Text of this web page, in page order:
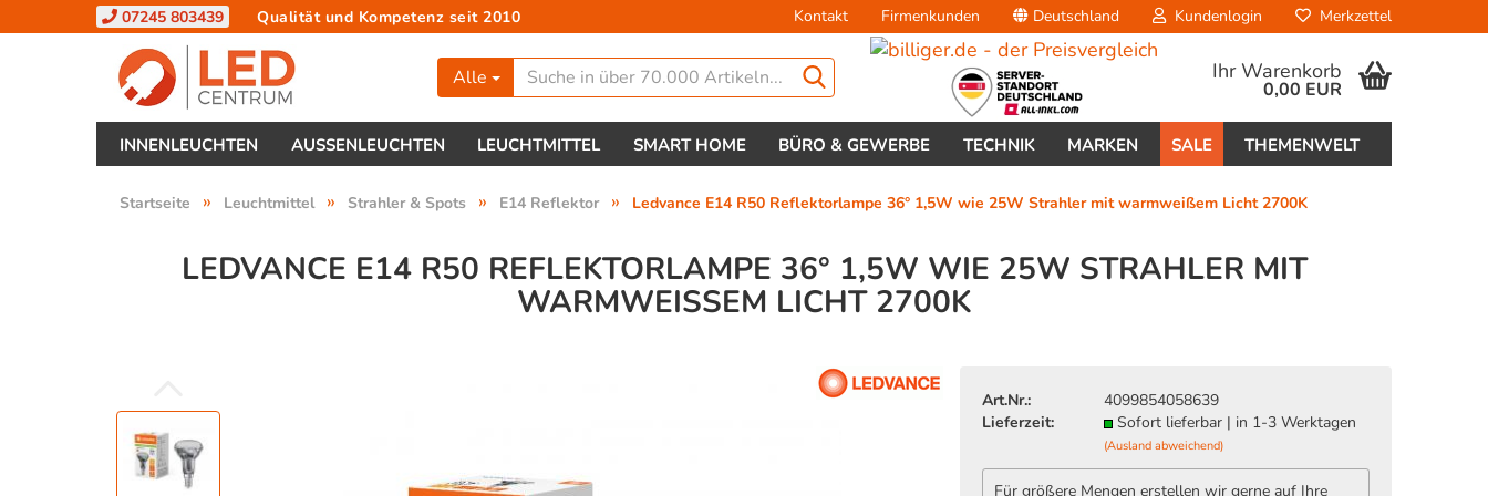
07245 803439 Qualität und Kompetenz seit 2010 Kontakt Firmenkunden Deutschland
Lieferland
Kundenlogin
Passwort vergessen?
Merkzettel
Alle Ihr Warenkorb
0,00 EUR
INNENLEUCHTEN AUSSENLEUCHTEN LEUCHTMITTEL SMART HOME BÜRO & GEWERBE TECHNIK MARKEN SALE THEMENWELT
Startseite » Leuchtmittel » Strahler & Spots » E14 Reflektor » Ledvance E14 R50 Reflektorlampe 36° 1,5W wie 25W Strahler mit warmweißem Licht 2700K
LEDVANCE E14 R50 REFLEKTORLAMPE 36° 1,5W WIE 25W STRAHLER MIT
WARMWEISSEM LICHT 2700K
Art.Nr.:
4099854058639
Lieferzeit:
Sofort lieferbar | in 1-3 Werktagen
(Ausland abweichend)
Für größere Mengen erstellen wir gerne auf Ihre